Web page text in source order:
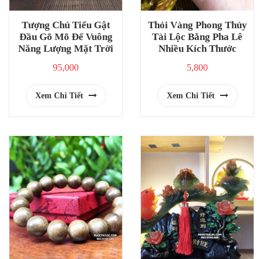
Tượng Chú Tiểu Gật
Đầu Gõ Mõ Đế Vuông
Năng Lượng Mặt Trời
95,000
Xem Chi Tiết
Thỏi Vàng Phong Thủy
Tài Lộc Bằng Pha Lê
Nhiều Kích Thước
5,800
Xem Chi Tiết